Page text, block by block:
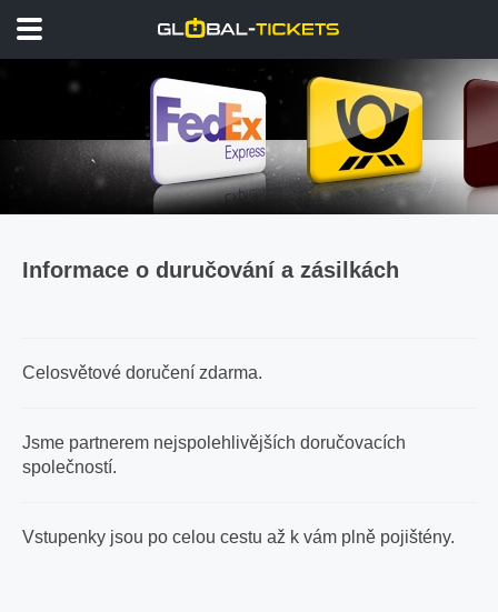
Informace o duručování a zásilkách
Celosvětové doručení zdarma.
Jsme partnerem nejspolehlivějších doručovacích
společností.
Vstupenky jsou po celou cestu až k vám plně pojištény.